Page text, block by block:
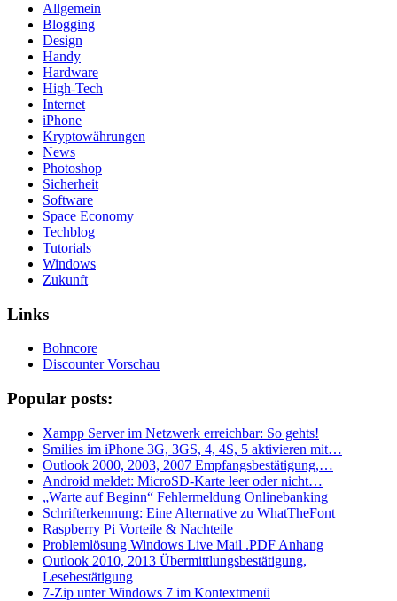
Allgemein
Blogging
Design
Handy
Hardware
High-Tech
Internet
iPhone
Kryptowährungen
News
Photoshop
Sicherheit
Software
Space Economy
Techblog
Tutorials
Windows
Zukunft
Links
Bohncore
Discounter Vorschau
Popular posts:
Xampp Server im Netzwerk erreichbar: So gehts!
Smilies im iPhone 3G, 3GS, 4, 4S, 5 aktivieren mit…
Outlook 2000, 2003, 2007 Empfangsbestätigung,…
Android meldet: MicroSD-Karte leer oder nicht…
„Warte auf Beginn“ Fehlermeldung Onlinebanking
Schrifterkennung: Eine Alternative zu WhatTheFont
Raspberry Pi Vorteile & Nachteile
Problemlösung Windows Live Mail .PDF Anhang
Outlook 2010, 2013 Übermittlungsbestätigung,
Lesebestätigung
7-Zip unter Windows 7 im Kontextmenü